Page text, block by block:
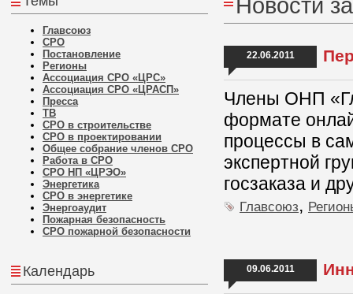
Главсоюз
СРО
Постановление
Регионы
Ассоциация СРО «ЦРС»
Ассоциация СРО «ЦРАСП»
Пресса
ТВ
СРО в строительстве
СРО в проектировании
Общее собрание членов СРО
Работа в СРО
СРО НП «ЦРЭО»
Энергетика
СРО в энергетике
Энергоаудит
Пожарная безопасность
СРО пожарной безопасности
Календарь
Новости
22.06.2011
Члены ОНП
формате
процессы в
экспертной
госзаказа и
Главсоюз,
09.06.2011